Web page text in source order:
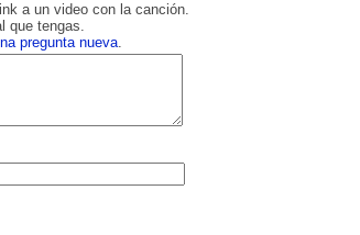
a un video con la canción.
que tengas.
pregunta nueva.